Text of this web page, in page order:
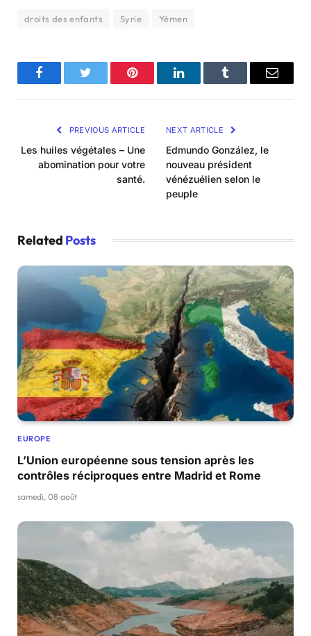
droits des enfants Syrie Yémen
FacebookTwitter Pinterest LinkedInTumblr Email
PREVIOUS ARTICLE
Les huiles végétales – Une
abomination pour votre
santé.
NEXT ARTICLE
Edmundo González, le
nouveau président
vénézuélien selon le
peuple
Related Posts
EUROPE
L’Union européenne sous tension après les
contrôles réciproques entre Madrid et Rome
samedi, 08 août